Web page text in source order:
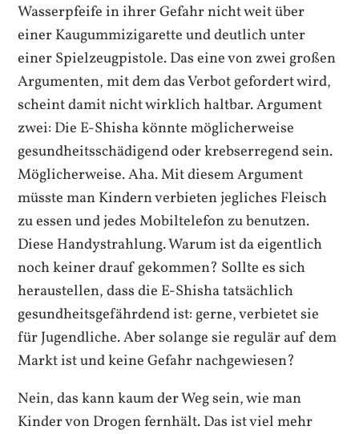
Wasserpfeife in ihrer Gefahr nicht weit über
einer Kaugummizigarette und deutlich unter
einer Spielzeugpistole. Das eine von zwei großen
Argumenten, mit dem das Verbot gefordert wird,
scheint damit nicht wirklich haltbar. Argument
zwei: Die E-Shisha könnte möglicherweise
gesundheitsschädigend oder krebserregend sein.
Möglicherweise. Aha. Mit diesem Argument
müsste man Kindern verbieten jegliches Fleisch
zu essen und jedes Mobiltelefon zu benutzen.
Diese Handystrahlung. Warum ist da eigentlich
noch keiner drauf gekommen? Sollte es sich
heraustellen, dass die E-Shisha tatsächlich
gesundheitsgefährdend ist: gerne, verbietet sie
für Jugendliche. Aber solange sie regulär auf dem
Markt ist und keine Gefahr nachgewiesen?
Nein, das kann kaum der Weg sein, wie man
Kinder von Drogen fernhält. Das ist viel mehr